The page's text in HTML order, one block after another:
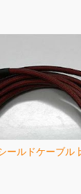
ールドケーブル